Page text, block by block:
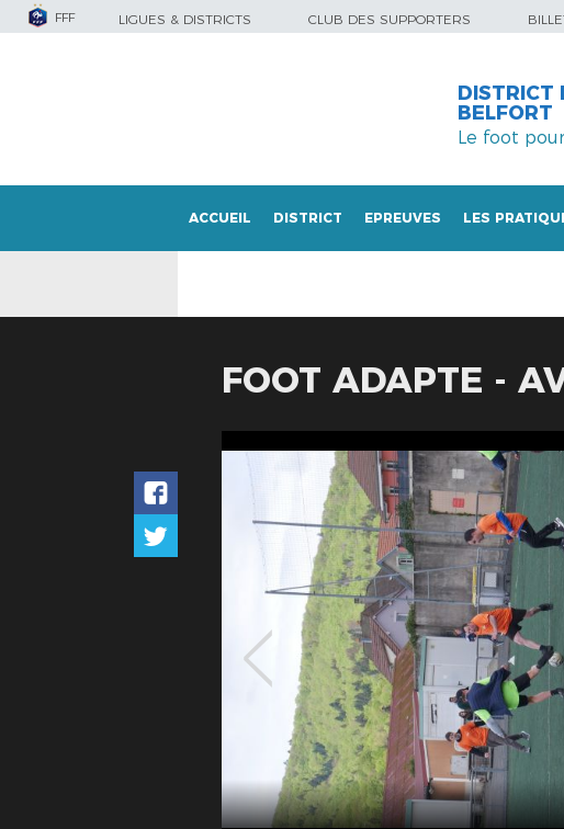
FFF LIGUES & DISTRICTS CLUB DES SUPPORTERS
DISTRICT
BELFORT
Le foot
ACCUEIL DISTRICT EPREUVES LES
FOOT ADAPTE -